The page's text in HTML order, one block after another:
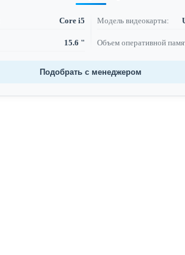
Core i5 Модель видеокарты:
15.6 " Объем оперативной
Подобрать с менеджером